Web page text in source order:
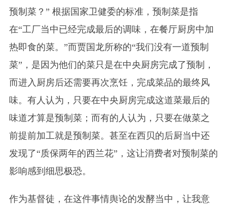
预制菜？” 根据国家卫健委的标准，预制菜是指
在“工厂当中已经完成最后的调味，在餐厅厨房中加
热即食的菜。”而贾国龙所称的“我们没有一道预制
菜”，是因为他们的菜只是在中央厨房完成了预制，
而进入厨房后还需要再次烹饪，完成菜品的最终风
味。有人认为，只要在中央厨房完成这道菜最后的
味道才算是预制菜；而有的人认为，只要在做菜之
前提前加工就是预制菜。甚至在西贝的后厨当中还
发现了“质保两年的西兰花”，这让消费者对预制菜的
影响感到细思极恐。
作为基督徒，在这件事情舆论的发酵当中，让我意